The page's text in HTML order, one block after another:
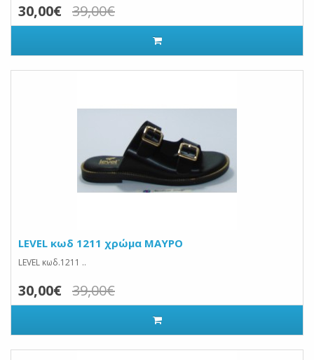
30,00€ 39,00€
LEVEL κωδ 1211 χρώμα ΜΑΥΡΟ
LEVEL κωδ.1211 ..
30,00€ 39,00€